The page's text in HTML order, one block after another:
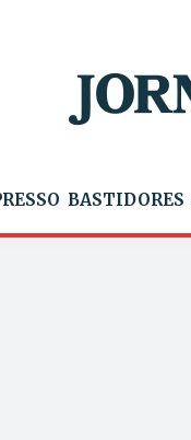
BASTIDORES